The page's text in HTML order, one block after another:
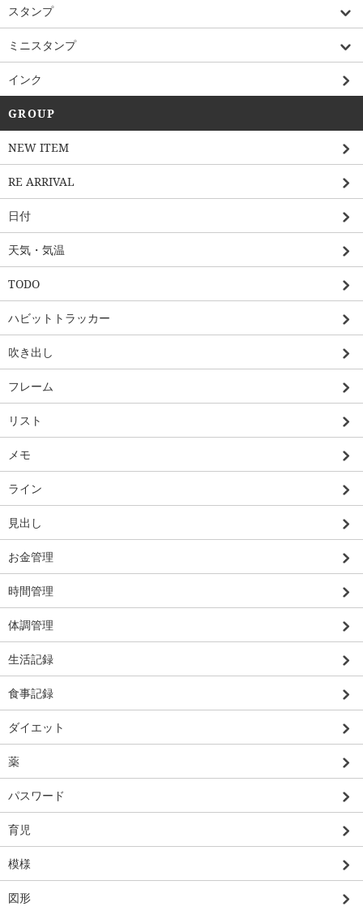
スタンプ
ミニスタンプ
インク
GROUP
NEW ITEM
RE ARRIVAL
日付
天気・気温
TODO
ハビットトラッカー
吹き出し
フレーム
リスト
メモ
ライン
見出し
お金管理
時間管理
体調管理
生活記録
食事記録
ダイエット
薬
パスワード
育児
模様
図形